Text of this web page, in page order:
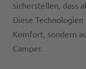
sicherstellen, dass
Diese
Komfort, sondern
Camper.